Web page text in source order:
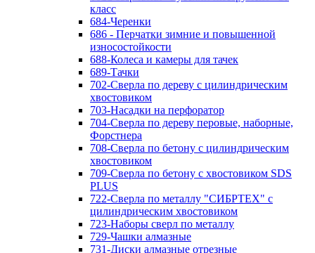
класс
684-Черенки
686 - Перчатки зимние и повышенной
износостойкости
688-Колеса и камеры для тачек
689-Тачки
702-Сверла по дереву с цилиндрическим
хвостовиком
703-Насадки на перфоратор
704-Сверла по дереву перовые, наборные,
Форстнера
708-Сверла по бетону с цилиндрическим
хвостовиком
709-Сверла по бетону с хвостовиком SDS
PLUS
722-Сверла по металлу "СИБРТЕХ" с
цилиндрическим хвостовиком
723-Наборы сверл по металлу
729-Чашки алмазные
731-Диски алмазные отрезные